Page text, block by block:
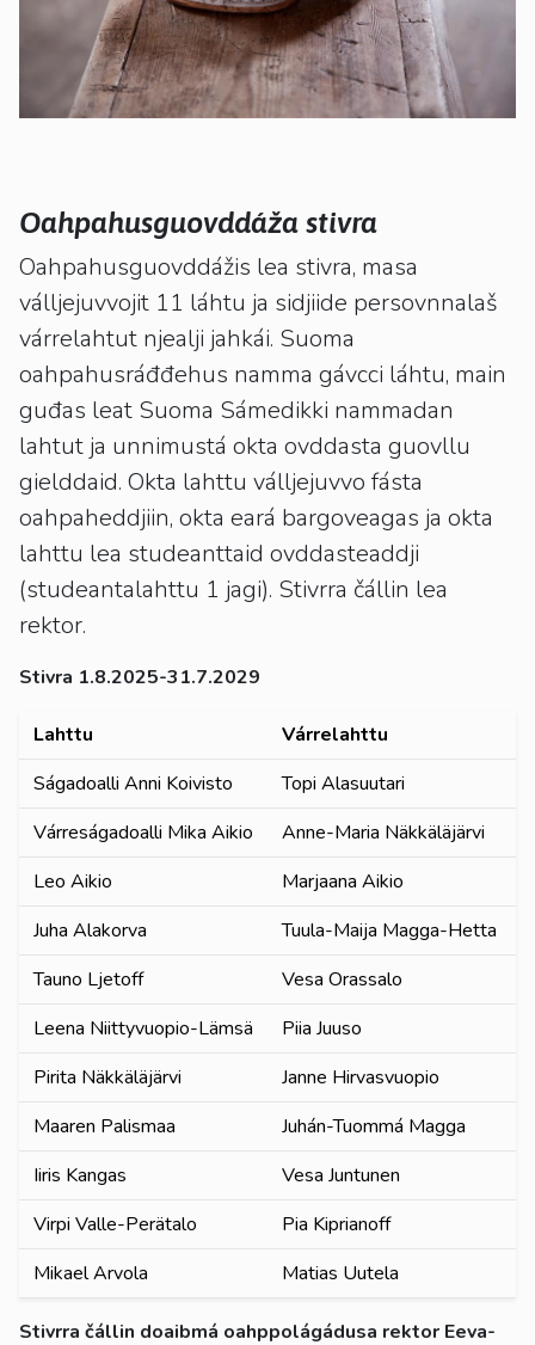
Oahpahusguovddáža stivra
Oahpahusguovddážis lea stivra, masa
válljejuvvojit 11 láhtu ja sidjiide persovnnalaš
várrelahtut njealji jahkái. Suoma
oahpahusráđđehus namma gávcci láhtu, main
guđas leat Suoma Sámedikki nammadan
lahtut ja unnimustá okta ovddasta guovllu
gielddaid. Okta lahttu válljejuvvo fásta
oahpaheddjiin, okta eará bargoveagas ja okta
lahttu lea studeanttaid ovddasteaddji
(studeantalahttu 1 jagi). Stivrra čállin lea
rektor.
Stivra 1.8.2025-31.7.2029
Lahttu
Várrelahttu
Ságadoalli Anni Koivisto
Topi Alasuutari
Várreságadoalli Mika Aikio
Anne-Maria Näkkäläjärvi
Leo Aikio
Marjaana Aikio
Juha Alakorva
Tuula-Maija Magga-Hetta
Tauno Ljetoff
Vesa Orassalo
Leena Niittyvuopio-Lämsä
Piia Juuso
Pirita Näkkäläjärvi
Janne Hirvasvuopio
Maaren Palismaa
Juhán-Tuommá Magga
Iiris Kangas
Vesa Juntunen
Virpi Valle-Perätalo
Pia Kiprianoff
Mikael Arvola
Matias Uutela
Stivrra čállin doaibmá oahppolágádusa rektor Eeva-